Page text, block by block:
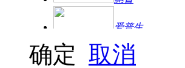
爱普生
确定 取消